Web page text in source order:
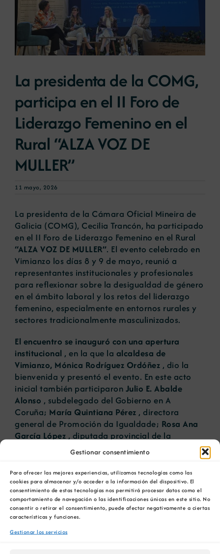
Gestionar consentimiento
Para ofrecer las mejores experiencias, utilizamos tecnologías como las
cookies para almacenar y/o acceder a la información del dispositivo. El
consentimiento de estas tecnologías nos permitirá procesar datos como el
comportamiento de navegación o las identificaciones únicas en este sitio. No
consentir o retirar el consentimiento, puede afectar negativamente a ciertas
características y funciones.
Gestionar los servicios
Noticias
Contacto
La presidenta de la COMG,
participa en el II Foro de
Liderazgo Femenino en el
Rural “ALZA VOZ DE
MULLER”
11 mayo, 2026
La presidenta de la Cámara Oficial Mineira de
Galicia (COMG), Cecilia Trancón, ha participado
en el II Foro de Liderazgo Femenino en el Rural
“ALZA VOZ DE MULLER”. El evento celebrado en
Vimianzo los días 8 y 9 de mayo, reunió a
representantes institucionales y profesionales
para reflexionar sobre la desigualdad de género
en el ámbito laboral y los retos del liderazgo
femenino, especialmente en entornos rurales y
sectores tradicionalmente masculinizados.
El encuentro se inauguró con una apertura
institucional , en la que la alcaldesa de
Vimianzo, Mónica Rodríguez Ordóñez , dio la
bienvenida y presentó el evento. En este acto
inicial también participaron Julio E. Abalde
Alonso , subdelegado del Gobierno en A
Coruña; María Quintiana Pérez , directora
general de Promoción da Igualdade; Rosa Ana
García López , diputada provincial de la
Diputación de Coruña; y
Lorena Añón Loureiro
,
vicerreitora de Estudantado, Igualdade,
Diversidade e Benestar.
Trancón acudió acompañada por la directora de
la entidad, Arantxa Prado, y participó en la
mesa de diálogo “
precio y el poder de liderar siendo mujer”